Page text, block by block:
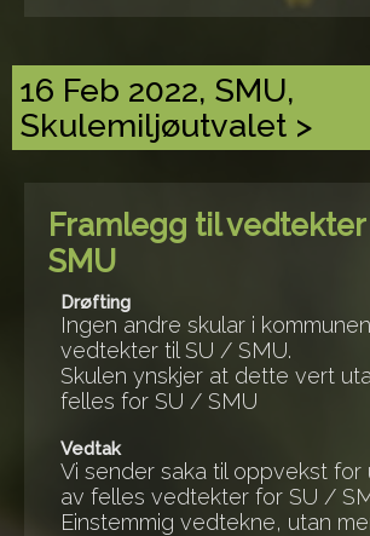
16 Feb 2022, SMU,
Skulemiljøutvalet >
Framlegg til
SMU
Drøfting
Ingen andre skular i
vedtekter til SU / SMU.
Skulen ynskjer at dette vert
felles for SU / SMU
Vedtak
Vi sender saka til oppvekst for
av felles vedtekter for SU /
Einstemmig vedtekne, utan